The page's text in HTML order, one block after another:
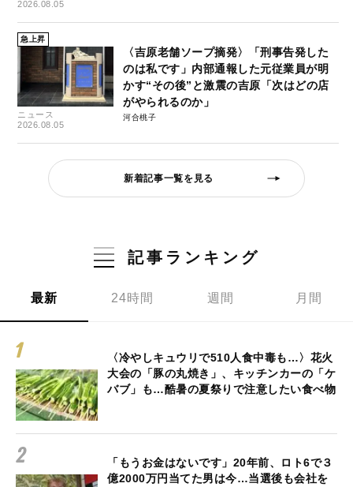
2026.08.05
急上昇
ニュース
2026.08.05
〈吉原老舗ソープ摘発〉「刑事告発した
のは私です」内部通報した元従業員が明
かす“その後”と激震の吉原「次はどの店
がやられるのか」
河合桃子
新着記事一覧を見る
記事ランキング
最新 24時間 週間 月間
〈冷やしキュウリで510人食中毒も…〉花火
大会の「豚の丸焼き」、キッチンカーの「ケ
バブ」も…酷暑の夏祭りで注意したい食べ物
「もうお金はないです」20年前、ロト6で３
億2000万円当てた男は今…当選後も会社を